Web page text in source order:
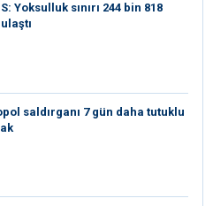
Yoksulluk sınırı 244 bin 818
saldırganı 7 gün daha tutuklu